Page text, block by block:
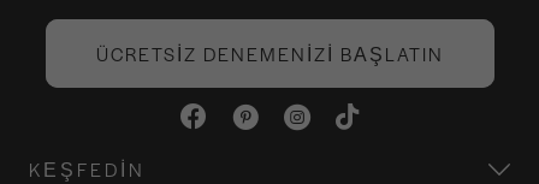
ÜCRETSIZ DENEMENIZI BAŞLATIN
KEŞFEDIN